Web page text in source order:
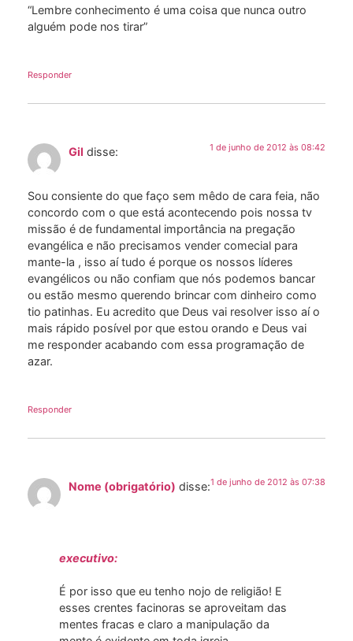
“Lembre conhecimento é uma coisa que nunca outro
alguém pode nos tirar”
Responder
Gil disse: 1 de junho de 2012 às 08:42
Sou consiente do que faço sem mêdo de cara feia, não
concordo com o que está acontecendo pois nossa tv
missão é de fundamental importância na pregação
evangélica e não precisamos vender comecial para
mante-la , isso aí tudo é porque os nossos líderes
evangélicos ou não confiam que nós podemos bancar
ou estão mesmo querendo brincar com dinheiro como
tio patinhas. Eu acredito que Deus vai resolver isso aí o
mais rápido posível por que estou orando e Deus vai
me responder acabando com essa programação de
azar.
Responder
Nome (obrigatório) disse:1 de junho de 2012 às 07:38
executivo:
É por isso que eu tenho nojo de religião! E
esses crentes facinoras se aproveitam das
mentes fracas e claro a manipulação da